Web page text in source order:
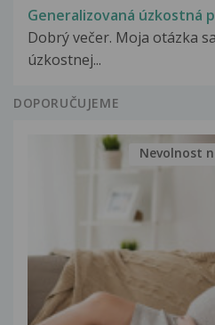
Generalizovaná úzkostná
Dobrý večer. Moja otázka
úzkostnej...
DOPORUČUJEME
Nevolnost